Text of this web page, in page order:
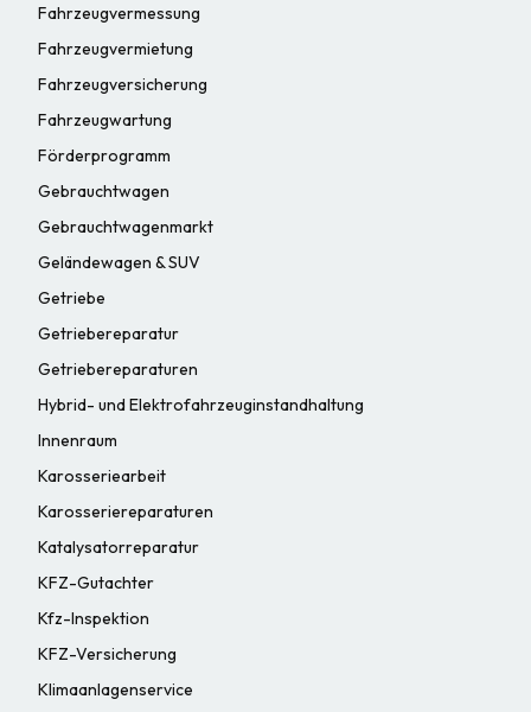
Fahrzeugvermessung
Fahrzeugvermietung
Fahrzeugversicherung
Fahrzeugwartung
Förderprogramm
Gebrauchtwagen
Gebrauchtwagenmarkt
Geländewagen & SUV
Getriebe
Getriebereparatur
Getriebereparaturen
Hybrid- und Elektrofahrzeuginstandhaltung
Innenraum
Karosseriearbeit
Karosseriereparaturen
Katalysatorreparatur
KFZ-Gutachter
Kfz-Inspektion
KFZ-Versicherung
Klimaanlagenservice